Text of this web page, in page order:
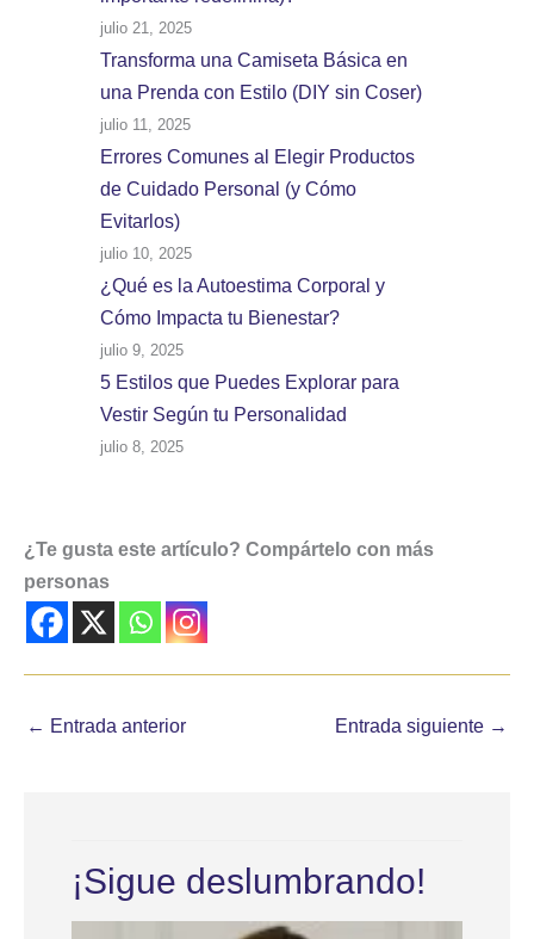
julio 21, 2025
Transforma una Camiseta Básica en
una Prenda con Estilo (DIY sin Coser)
julio 11, 2025
Errores Comunes al Elegir Productos
de Cuidado Personal (y Cómo
Evitarlos)
julio 10, 2025
¿Qué es la Autoestima Corporal y
Cómo Impacta tu Bienestar?
julio 9, 2025
5 Estilos que Puedes Explorar para
Vestir Según tu Personalidad
julio 8, 2025
¿Te gusta este artículo? Compártelo con más
personas
← Entrada anterior Entrada siguiente →
¡Sigue deslumbrando!